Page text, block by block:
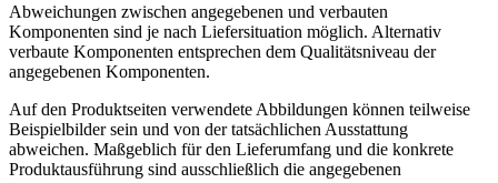
Abweichungen zwischen angegebenen und verbauten
Komponenten sind je nach Liefersituation möglich. Alternativ
verbaute Komponenten entsprechen dem Qualitätsniveau der
angegebenen Komponenten.
Auf den Produktseiten verwendete Abbildungen können teilweise
Beispielbilder sein und von der tatsächlichen Ausstattung
abweichen. Maßgeblich für den Lieferumfang und die konkrete
Produktausführung sind ausschließlich die angegebenen